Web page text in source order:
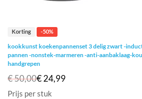
Korting -50%
kookkunst koekenpannenset 3 delig zwart -
pannen -nonstek-marmeren -anti-aanbaklaag-
handgrepen
€ 50,00€ 24,99
Prijs per stuk